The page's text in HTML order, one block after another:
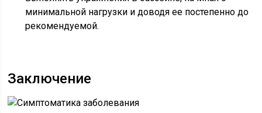
минимальной нагрузки и доводя ее постепенно до
рекомендуемой.
Заключение